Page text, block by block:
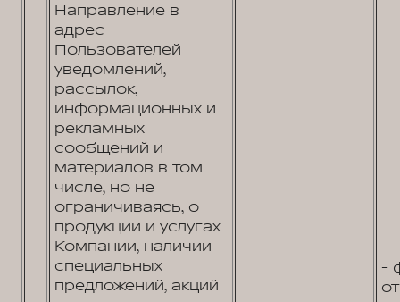
Направление в
адрес
Пользователей
уведомлений,
рассылок,
информационных и
рекламных
сообщений и
материалов в том
числе, но не
ограничиваясь, о
продукции и услугах
Компании, наличии
специальных
предложений, акций
-